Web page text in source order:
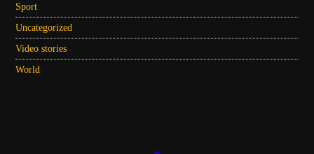
Sport
Uncategorized
Video stories
World